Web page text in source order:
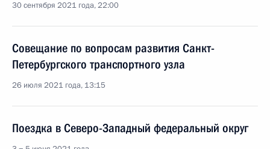
30 сентября 2021 года, 22:00
Совещание по вопросам развития Санкт-
Петербургского транспортного узла
26 июля 2021 года, 13:15
Поездка в Северо-Западный федеральный округ